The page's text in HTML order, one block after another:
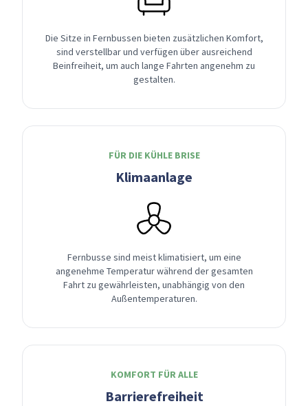
Die Sitze in Fernbussen bieten zusätzlichen Komfort,
sind verstellbar und verfügen über ausreichend
Beinfreiheit, um auch lange Fahrten angenehm zu
gestalten.
FÜR DIE KÜHLE BRISE
Klimaanlage
Fernbusse sind meist klimatisiert, um eine
angenehme Temperatur während der gesamten
Fahrt zu gewährleisten, unabhängig von den
Außentemperaturen.
KOMFORT FÜR ALLE
Barrierefreiheit